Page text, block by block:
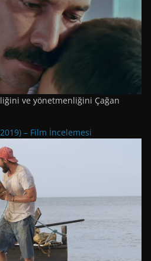
ve yönetmenliğini Çağan
– Film İncelemesi